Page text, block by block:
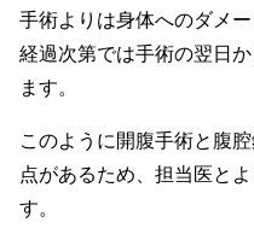
手術よりは身体へのダメ
経過次第では手術の翌日
ます。
このように開腹手術と腹
点があるため、担当医と
す。